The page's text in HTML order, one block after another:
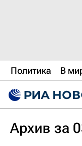
Политика В
Архив за